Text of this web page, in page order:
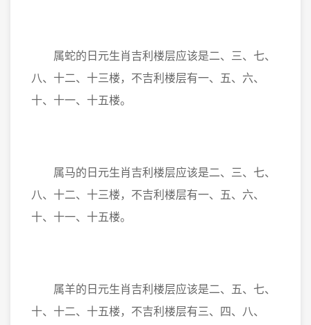
属蛇的日元生肖吉利楼层应该是二、三、七、
八、十二、十三楼，不吉利楼层有一、五、六、
十、十一、十五楼。
属马的日元生肖吉利楼层应该是二、三、七、
八、十二、十三楼，不吉利楼层有一、五、六、
十、十一、十五楼。
属羊的日元生肖吉利楼层应该是二、五、七、
十、十二、十五楼，不吉利楼层有三、四、八、